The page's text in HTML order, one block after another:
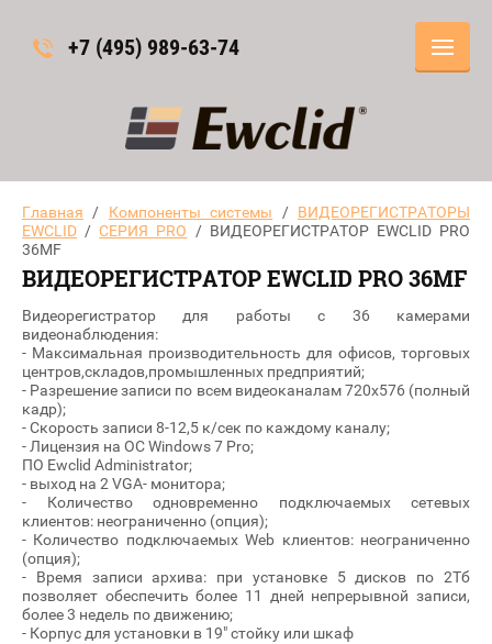
+7 (495) 989-63-74
Главная / Компоненты системы / ВИДЕОРЕГИСТРАТОРЫ
EWCLID /СЕРИЯ PRO / ВИДЕОРЕГИСТРАТОР EWCLID PRO
36MF
ВИДЕОРЕГИСТРАТОР EWCLID PRO 36MF
Видеорегистратор для работы с 36 камерами
видеонаблюдения:
- Максимальная производительность для офисов, торговых
центров,складов,промышленных предприятий;
- Разрешение записи по всем видеоканалам 720х576 (полный
кадр);
- Скорость записи 8-12,5 к/сек по каждому каналу;
- Лицензия на ОС Windows 7 Pro;
ПО Ewclid Administrator;
- выход на 2 VGA- монитора;
- Количество одновременно подключаемых сетевых
клиентов: неограниченно (опция);
- Количество подключаемых Web клиентов: неограниченно
(опция);
- Время записи архива: при установке 5 дисков по 2Тб
позволяет обеспечить более 11 дней непрерывной записи,
более 3 недель по движению;
- Корпус для установки в 19" стойку или шкаф